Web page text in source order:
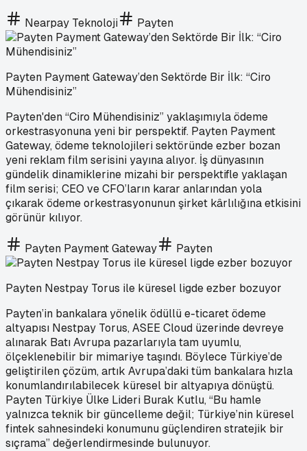
Nearpay Teknoloji Payten
Payten Payment Gateway’den Sektörde Bir İlk: “Ciro
Mühendisiniz”
Payten'den “Ciro Mühendisiniz” yaklaşımıyla ödeme
orkestrasyonuna yeni bir perspektif. Payten Payment
Gateway, ödeme teknolojileri sektöründe ezber bozan
yeni reklam film serisini yayına alıyor. İş dünyasının
gündelik dinamiklerine mizahi bir perspektifle yaklaşan
film serisi; CEO ve CFO’ların karar anlarından yola
çıkarak ödeme orkestrasyonunun şirket kârlılığına etkisini
görünür kılıyor.
Payten Payment Gateway Payten
Payten Nestpay Torus ile küresel ligde ezber bozuyor
Payten’in bankalara yönelik ödüllü e-ticaret ödeme
altyapısı Nestpay Torus, ASEE Cloud üzerinde devreye
alınarak Batı Avrupa pazarlarıyla tam uyumlu,
ölçeklenebilir bir mimariye taşındı. Böylece Türkiye’de
geliştirilen çözüm, artık Avrupa’daki tüm bankalara hızla
konumlandırılabilecek küresel bir altyapıya dönüştü.
Payten Türkiye Ülke Lideri Burak Kutlu, “Bu hamle
yalnızca teknik bir güncelleme değil; Türkiye’nin küresel
fintek sahnesindeki konumunu güçlendiren stratejik bir
sıçrama” değerlendirmesinde bulunuyor.